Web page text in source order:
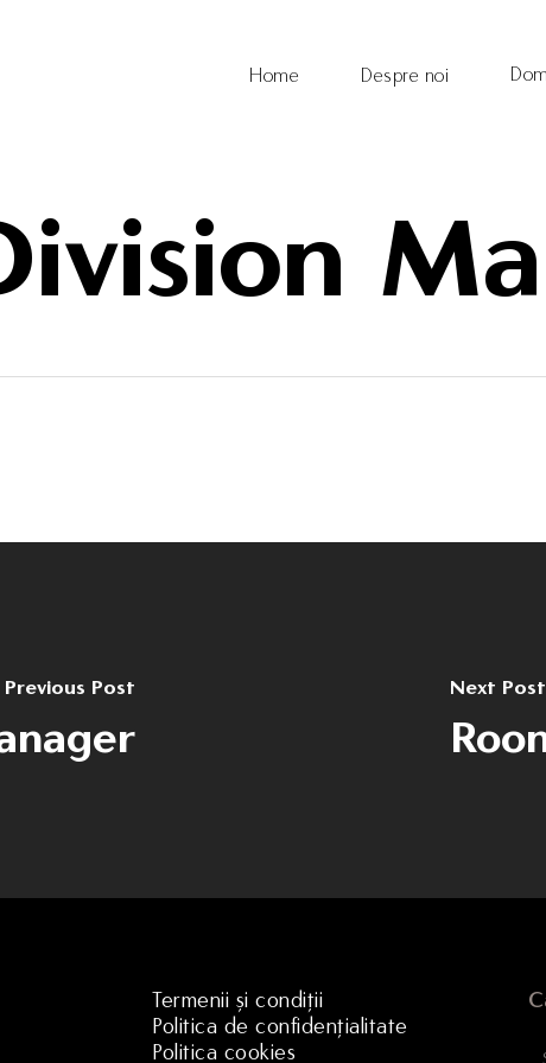
Home Despre noi
Previous Post Next Post
Termenii și condiții
Politica de confidențialitate
Politica cookies